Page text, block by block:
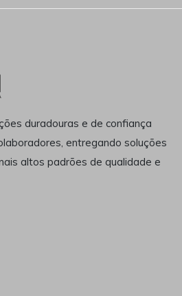
duradouras e de confiança
entregando soluções
altos padrões de qualidade e